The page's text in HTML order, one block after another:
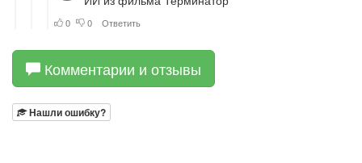
Комментарии и отзывы
Нашли ошибку?